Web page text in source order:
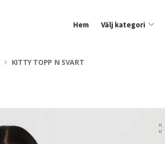
Hem Välj kategori
KITTY TOPP N SVART